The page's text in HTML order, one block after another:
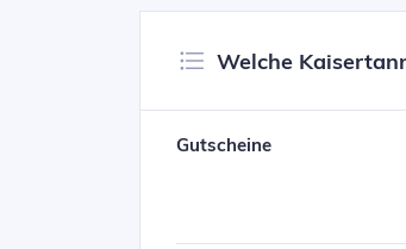
Welche
Gutscheine